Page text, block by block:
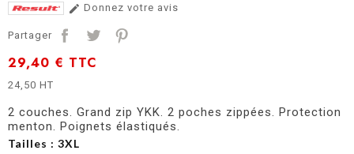
 Donnez votre avis
Partager
29,40 € TTC
24,50 HT
2 couches. Grand zip YKK. 2 poches zippées. Protection
menton. Poignets élastiqués.
Tailles : 3XL